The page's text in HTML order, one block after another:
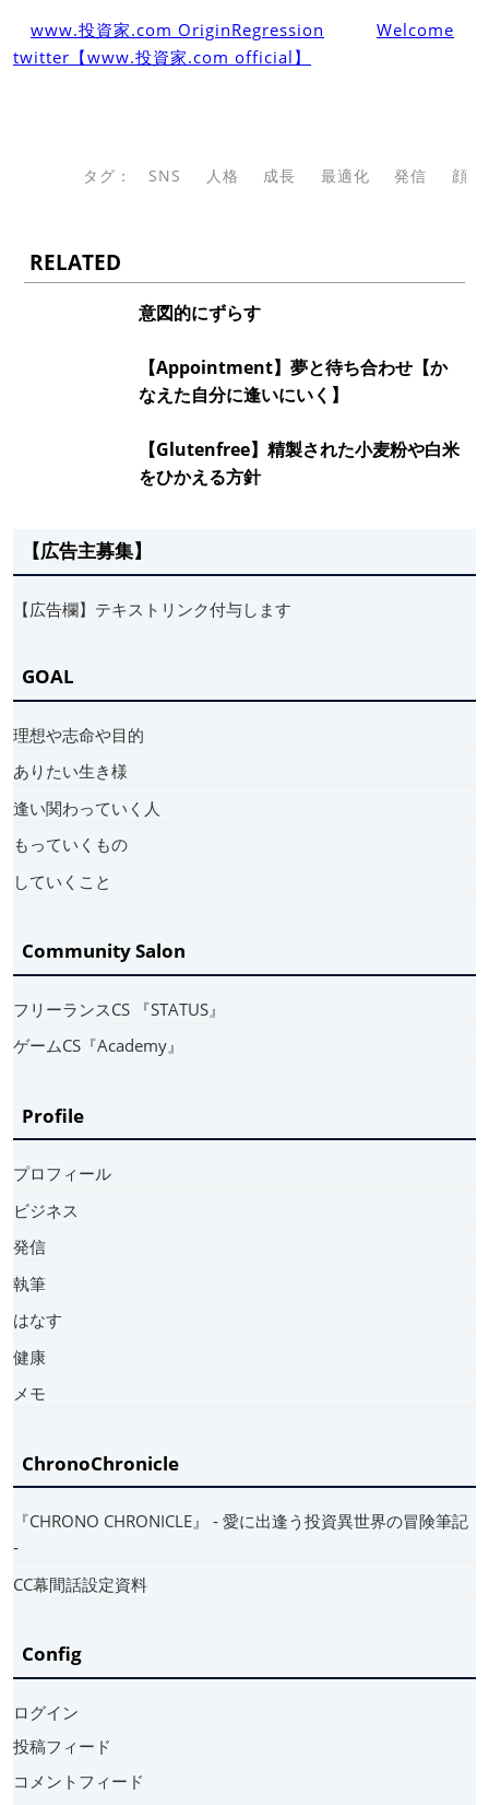
www.投資家.com OriginRegression
Welcome
twitter【www.投資家.com official】
タグ： SNS 人格 成長 最適化 発信 顔
RELATED
意図的にずらす
【Appointment】夢と待ち合わせ【か
なえた自分に逢いにいく】
【Glutenfree】精製された小麦粉や白米
をひかえる方針
【広告主募集】
【広告欄】テキストリンク付与します
GOAL
理想や志命や目的
ありたい生き様
逢い関わっていく人
もっていくもの
していくこと
Community Salon
フリーランスCS 『STATUS』
ゲームCS『Academy』
Profile
プロフィール
ビジネス
発信
執筆
はなす
健康
メモ
ChronoChronicle
『CHRONO CHRONICLE』 ‐ 愛に出逢う投資異世界の冒険筆記
‐
CC幕間話設定資料
Config
ログイン
投稿フィード
コメントフィード